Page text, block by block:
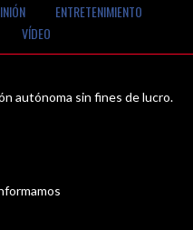
ENTRETENIMIENTO
VÍDEO
autónoma sin fines de lucro.